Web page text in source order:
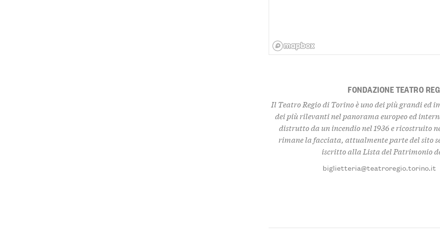
FONDAZIONE TEATRO
Il Teatro Regio di Torino è uno dei più grandi
dei più rilevanti nel panorama europeo ed
distrutto da un incendio nel 1936 e ricostruito
rimane la facciata, attualmente parte del sito
iscritto alla Lista del Patrimonio
biglietteria@teatroregio.torino.it